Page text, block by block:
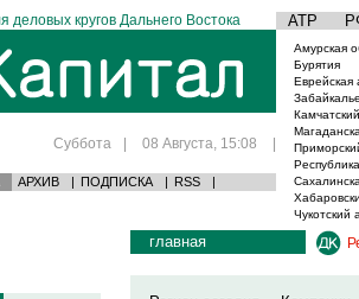
деловых кругов Дальнего Востока АТР
Суббота | 08 Августа, 15:08 |
АРХИВ | ПОДПИСКА | RSS |
Амурская
Бурятия
Еврейская
Чукотский
главная